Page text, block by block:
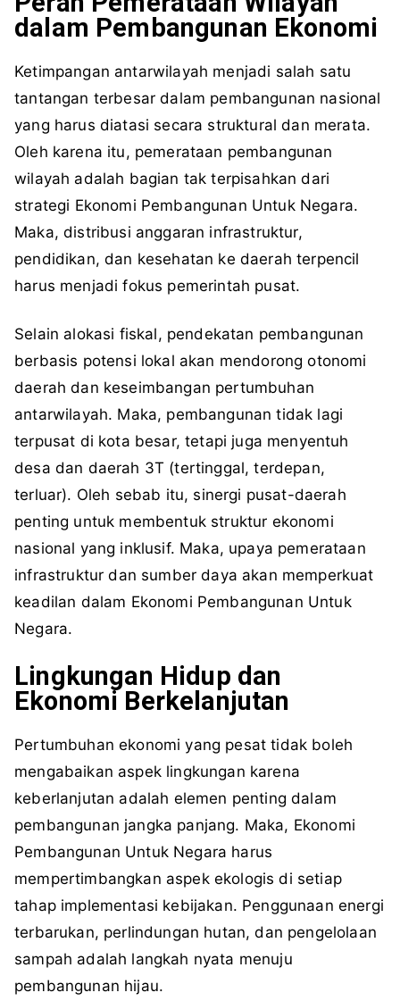
dalam Pembangunan Ekonomi
Ketimpangan antarwilayah menjadi salah satu
tantangan terbesar dalam pembangunan nasional
yang harus diatasi secara struktural dan merata.
Oleh karena itu, pemerataan pembangunan
wilayah adalah bagian tak terpisahkan dari
strategi Ekonomi Pembangunan Untuk Negara.
Maka, distribusi anggaran infrastruktur,
pendidikan, dan kesehatan ke daerah terpencil
harus menjadi fokus pemerintah pusat.
Selain alokasi fiskal, pendekatan pembangunan
berbasis potensi lokal akan mendorong otonomi
daerah dan keseimbangan pertumbuhan
antarwilayah. Maka, pembangunan tidak lagi
terpusat di kota besar, tetapi juga menyentuh
desa dan daerah 3T (tertinggal, terdepan,
terluar). Oleh sebab itu, sinergi pusat-daerah
penting untuk membentuk struktur ekonomi
nasional yang inklusif. Maka, upaya pemerataan
infrastruktur dan sumber daya akan memperkuat
keadilan dalam Ekonomi Pembangunan Untuk
Negara.
Lingkungan Hidup dan
Ekonomi Berkelanjutan
Pertumbuhan ekonomi yang pesat tidak boleh
mengabaikan aspek lingkungan karena
keberlanjutan adalah elemen penting dalam
pembangunan jangka panjang. Maka, Ekonomi
Pembangunan Untuk Negara harus
mempertimbangkan aspek ekologis di setiap
tahap implementasi kebijakan. Penggunaan energi
terbarukan, perlindungan hutan, dan pengelolaan
sampah adalah langkah nyata menuju
pembangunan hijau.